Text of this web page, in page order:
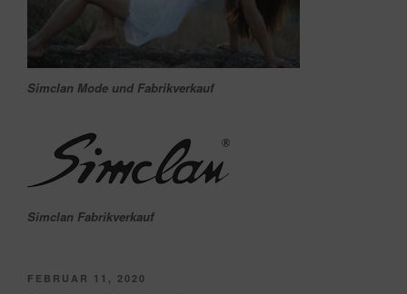
Simclan Mode und Fabrikverkauf
Simclan Fabrikverkauf
VERÖFFENTLICHT
FEBRUAR 11, 2020